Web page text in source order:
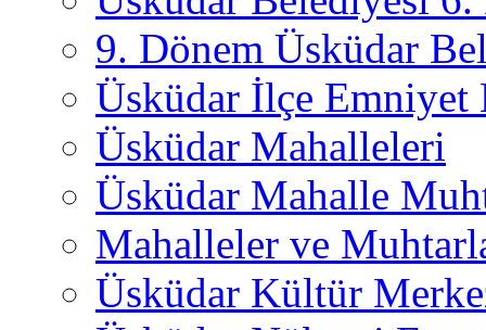
9. Dönem Üsküdar
Üsküdar İlçe
Üsküdar Mahalleleri
Üsküdar Mahalle
Mahalleler ve
Üsküdar Kültür